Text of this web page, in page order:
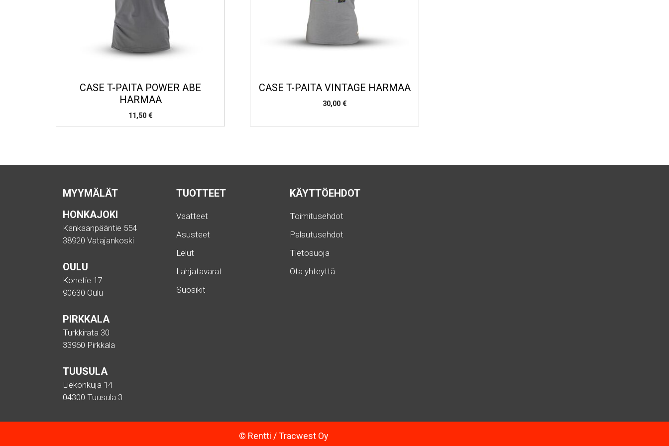
CASE T-PAITA POWER ABE
HARMAA
11,50 €
CASE T-PAITA VINTAGE HARMAA
30,00 €
MYYMÄLÄT
HONKAJOKI
Kankaanpääntie 554
38920 Vatajankoski
OULU
Konetie 17
90630 Oulu
PIRKKALA
Turkkirata 30
33960 Pirkkala
TUUSULA
Liekonkuja 14
04300 Tuusula 3
TUOTTEET
Vaatteet
Asusteet
Lelut
Lahjatavarat
Suosikit
KÄYTTÖEHDOT
Toimitusehdot
Palautusehdot
Tietosuoja
Ota yhteyttä
© Rentti / Tracwest Oy